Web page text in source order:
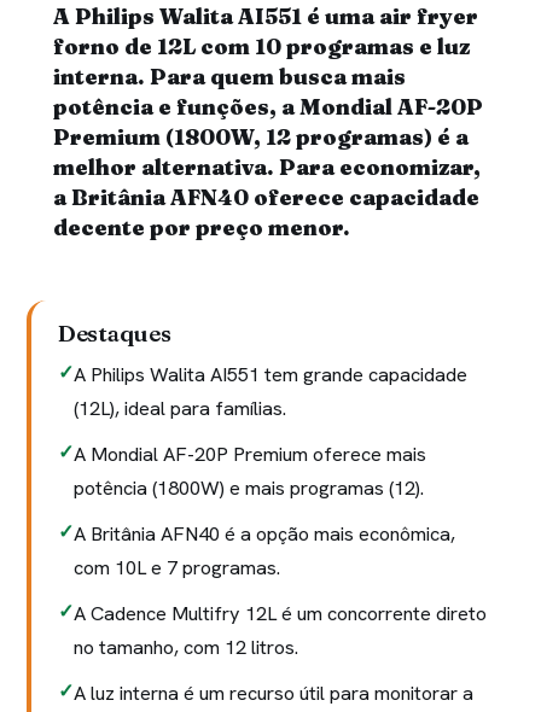
A Philips Walita AI551 é uma air fryer
forno de 12L com 10 programas e luz
interna. Para quem busca mais
potência e funções, a Mondial AF-20P
Premium (1800W, 12 programas) é a
melhor alternativa. Para economizar,
a Britânia AFN40 oferece capacidade
decente por preço menor.
Destaques
A Philips Walita AI551 tem grande capacidade
(12L), ideal para famílias.
A Mondial AF-20P Premium oferece mais
potência (1800W) e mais programas (12).
A Britânia AFN40 é a opção mais econômica,
com 10L e 7 programas.
A Cadence Multifry 12L é um concorrente direto
no tamanho, com 12 litros.
A luz interna é um recurso útil para monitorar a